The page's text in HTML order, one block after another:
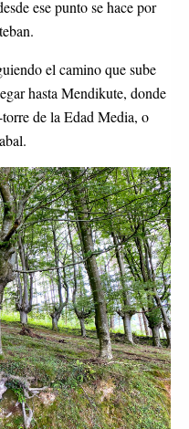
ese punto se hace por
el camino que sube
hasta Mendikute, donde
de la Edad Media, o